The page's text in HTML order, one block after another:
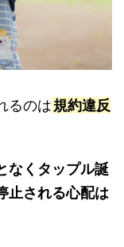
るのは規約違反
なくタップル誕
止される心配は